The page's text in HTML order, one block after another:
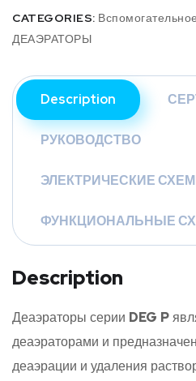
CATEGORIES:
ДЕАЭРАТОРЫ
Description
РУКОВОДСТВО
ЭЛЕКТРИЧЕСКИЕ
ФУНКЦИОНАЛЬНЫЕ
Description
Деаэраторы серии DEG P
деаэраторами и
деаэрации и удаления